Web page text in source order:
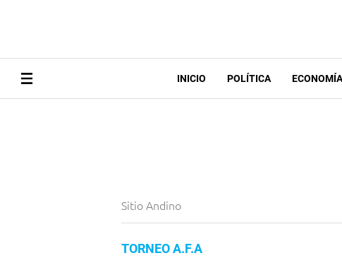
INICIO POLÍTICA ECONOMÍA
Sitio Andino
TORNEO A.F.A